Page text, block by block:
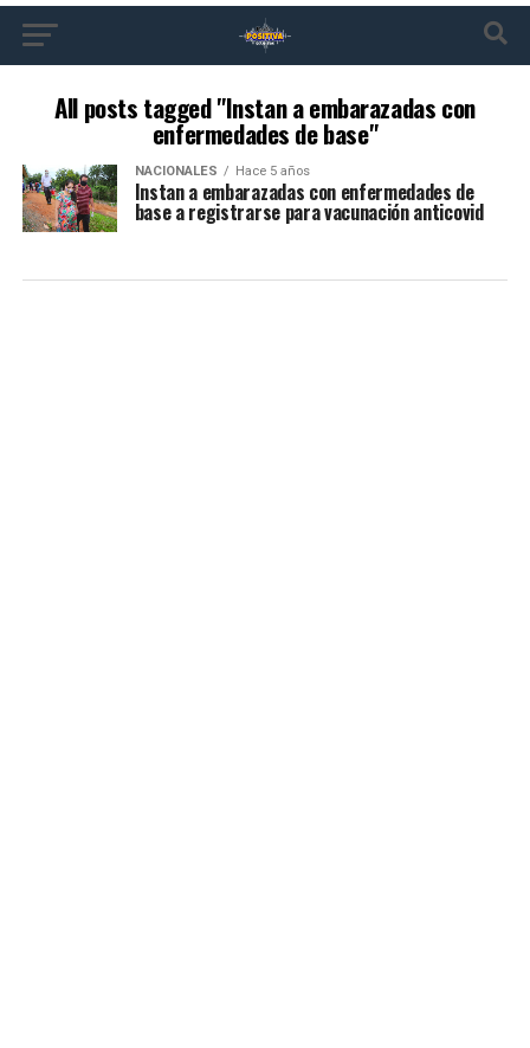
All posts tagged "Instan a embarazadas con
enfermedades de base"
NACIONALES Hace 5 años
Instan a embarazadas con enfermedades de
base a registrarse para vacunación anticovid